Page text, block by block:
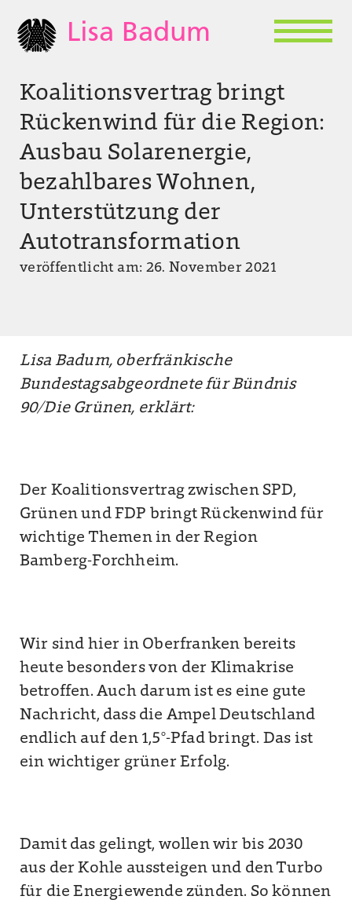
Lisa Badum
Koalitionsvertrag bringt
Rückenwind für die Region:
Ausbau Solarenergie,
bezahlbares Wohnen,
Unterstützung der
Autotransformation
veröffentlicht am: 26. November 2021
Lisa Badum, oberfränkische
Bundestagsabgeordnete für Bündnis
90/Die Grünen, erklärt:
Der Koalitionsvertrag zwischen SPD,
Grünen und FDP bringt Rückenwind für
wichtige Themen in der Region
Bamberg-Forchheim.
Wir sind hier in Oberfranken bereits
heute besonders von der Klimakrise
betroffen. Auch darum ist es eine gute
Nachricht, dass die Ampel Deutschland
endlich auf den 1,5°-Pfad bringt. Das ist
ein wichtiger grüner Erfolg.
Damit das gelingt, wollen wir bis 2030
aus der Kohle aussteigen und den Turbo
für die Energiewende zünden. So können